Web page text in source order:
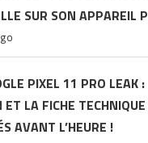
SUR SON APPAREIL
PIXEL 11 PRO LEAK :
ET LA FICHE TECHNIQUE
AVANT L’HEURE !